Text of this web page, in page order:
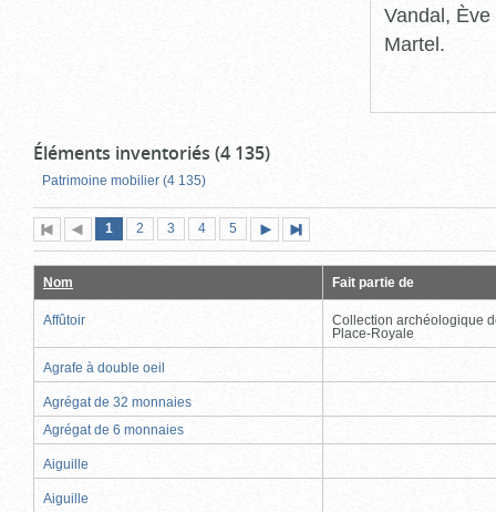
Vandal,
Martel.
Éléments inventoriés (4 135)
Patrimoine mobilier (4 135)
Première
page
Page
précédente
Page
1 (page
actuelle)
Page
2 Page
3 Page
4 Page
5
suivante
page
Nom Fait partie de
Affûtoir
Collection archéologique
Place-Royale
Agrafe à double oeil
Agrégat de 32 monnaies
Agrégat de 6 monnaies
Aiguille
Aiguille